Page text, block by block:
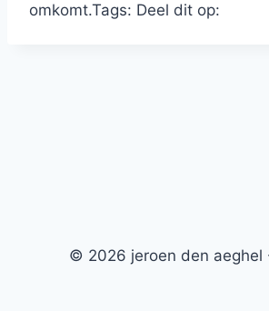
omkomt.Tags: Deel dit op:
© 2026 jeroen den aeghel